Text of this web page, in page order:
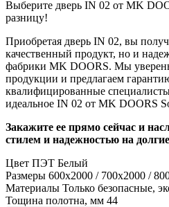
Выберите дверь IN 02 от MK
разницу!
Приобретая дверь IN 02, вы
качественный продукт, но и
фабрики MK DOORS. Мы
продукции и предлагаем
квалифицированные
идеальное IN 02 от MK DOORS
Закажите ее прямо сейчас и
стилем и надежностью на
Цвет ПЭТ Белый
Размеры 600x2000 / 700x2000 /
Материалы Только безопасные,
Тощина полотна, мм 44